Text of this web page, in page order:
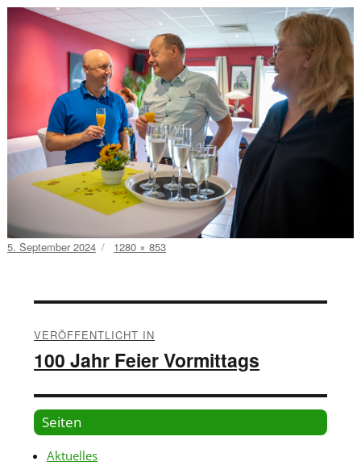
Veröffentlicht
5. September 2024
Volle
1280 × 853
VERÖFFENTLICHT IN
100 Jahr Feier Vormittags
Seiten
Aktuelles